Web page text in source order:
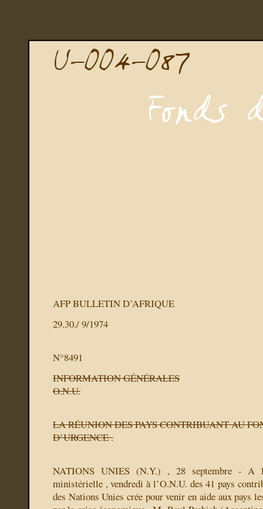
AFP BULLETIN D’AFRIQUE
29.30./ 9/1974
N°8491
INFORMATION GÉNÉRALES
O.N.U.
LA RÉUNION DES PAYS CONTRIBUANT AU
D’URGENCE .
NATIONS UNIES (N.Y.) , 28 septembre - A
ministérielle , vendredi à l’O.N.U. des 41 pays
des Nations Unies crée pour venir en aide aux pays